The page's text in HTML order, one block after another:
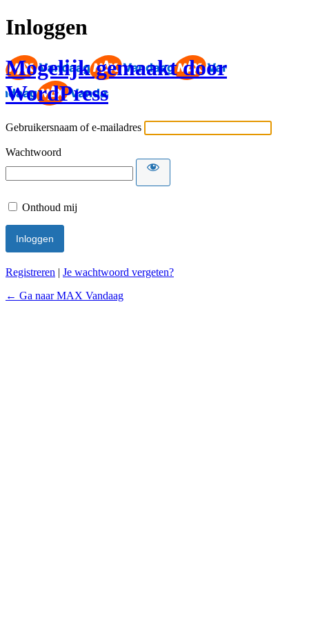
Inloggen
Mogelijk gemaakt door
WordPress
Gebruikersnaam of e-mailadres
Wachtwoord
Onthoud mij
Registreren | Je wachtwoord vergeten?
← Ga naar MAX Vandaag